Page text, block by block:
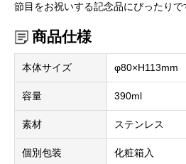
節目をお祝いする記念品にぴったりで
商品仕様
本体サイズ φ80×H113mm
容量 390ml
素材 ステンレス
個別包装 化粧箱入